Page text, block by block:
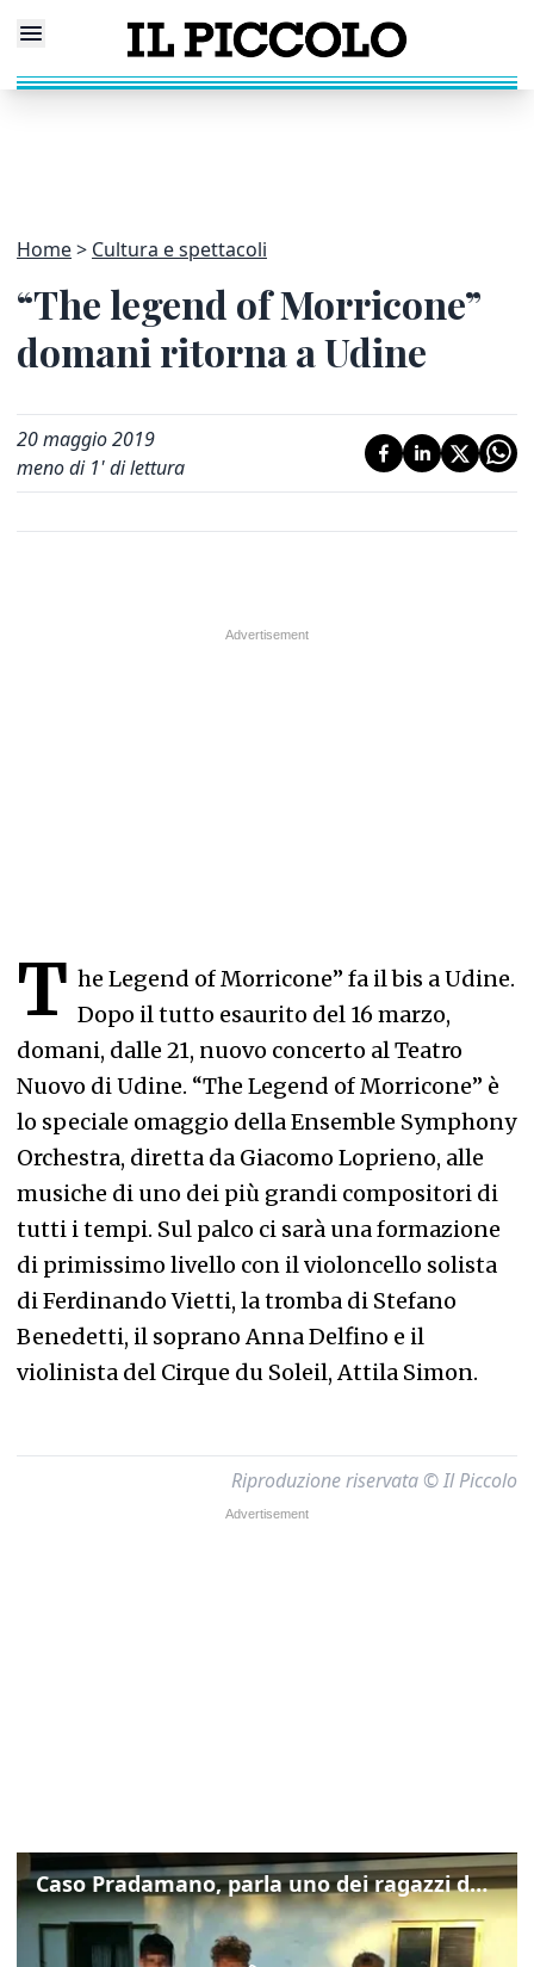
Home Cultura e spettacoli
“The legend of Morricone”
domani ritorna a Udine
20 maggio 2019
meno di 1' di lettura
T he Legend of Morricone” fa il bis a Udine.
Dopo il tutto esaurito del 16 marzo,
domani, dalle 21, nuovo concerto al Teatro
Nuovo di Udine. “The Legend of Morricone” è
lo speciale omaggio della Ensemble Symphony
Orchestra, diretta da Giacomo Loprieno, alle
musiche di uno dei più grandi compositori di
tutti i tempi. Sul palco ci sarà una formazione
di primissimo livello con il violoncello solista
di Ferdinando Vietti, la tromba di Stefano
Benedetti, il soprano Anna Delfino e il
violinista del Cirque du Soleil, Attila Simon.
Riproduzione riservata © Il Piccolo
Caso Pradamano, parla uno dei ragazzi denunciati per la limonata: "Volevo anche aiutare i miei"